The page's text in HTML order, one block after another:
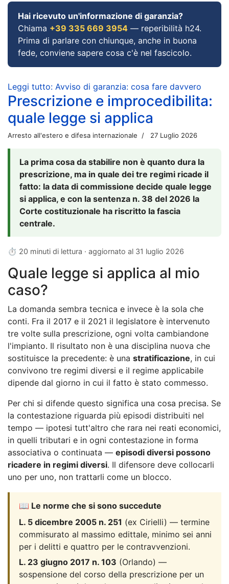
Hai ricevuto un'informazione di garanzia?
Chiama +39 335 669 3954 — reperibilità h24.
Prima di parlare con chiunque, anche in buona
fede, conviene sapere cosa c'è nel fascicolo.
Leggi tutto: Avviso di garanzia: cosa fare davvero
Prescrizione e improcedibilita:
quale legge si applica
Arresto all'estero e difesa internazionale 27 Luglio 2026
La prima cosa da stabilire non è quanto dura la
prescrizione, ma in quale dei tre regimi ricade il
fatto: la data di commissione decide quale legge
si applica, e con la sentenza n. 38 del 2026 la
Corte costituzionale ha riscritto la fascia
centrale.
⏱ 20 minuti di lettura · aggiornato al 31 luglio 2026
Quale legge si applica al mio
caso?
La domanda sembra tecnica e invece è la sola che
conti. Fra il 2017 e il 2021 il legislatore è intervenuto
tre volte sulla prescrizione, ogni volta cambiandone
l'impianto. Il risultato non è una disciplina nuova che
sostituisce la precedente: è una stratificazione, in cui
convivono tre regimi diversi e il regime applicabile
dipende dal giorno in cui il fatto è stato commesso.
Per chi si difende questo significa una cosa precisa. Se
la contestazione riguarda più episodi distribuiti nel
tempo — ipotesi tutt'altro che rara nei reati economici,
in quelli tributari e in ogni contestazione in forma
associativa o continuata — episodi diversi possono
ricadere in regimi diversi. Il difensore deve collocarli
uno per uno, non trattarli come un blocco.
📖 Le norme che si sono succedute
L. 5 dicembre 2005 n. 251 (ex Cirielli) — termine
commisurato al massimo edittale, minimo sei anni
per i delitti e quattro per le contravvenzioni.
L. 23 giugno 2017 n. 103 (Orlando) —
sospensione del corso della prescrizione per un